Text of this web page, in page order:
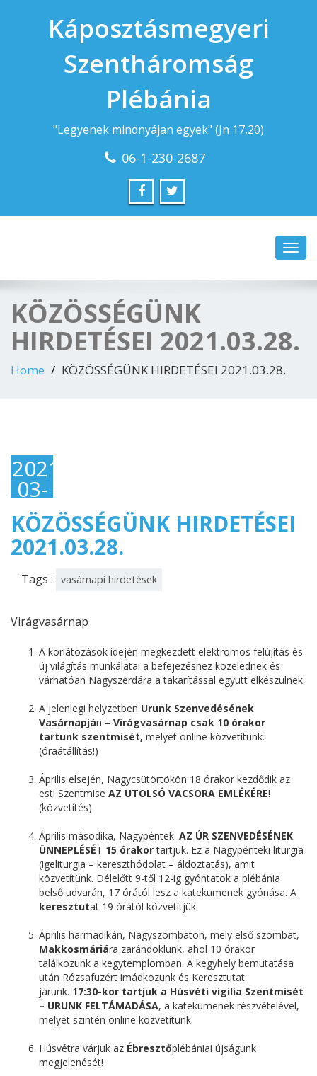
Káposztásmegyeri
Szentháromság
Plébánia
"Legyenek mindnyájan egyek" (Jn 17,20)
06-1-230-2687
KÖZÖSSÉGÜNK
HIRDETÉSEI 2021.03.28.
Home KÖZÖSSÉGÜNK HIRDETÉSEI 2021.03.28.
2021-
03-
28
KÖZÖSSÉGÜNK HIRDETÉSEI
2021.03.28.
Tags : vasárnapi hirdetések
Virágvasárnap
A korlátozások idején megkezdett elektromos felújítás és
új világítás munkálatai a befejezéshez közelednek és
várhatóan Nagyszerdára a takarítással együtt elkészülnek.
A jelenlegi helyzetben Urunk Szenvedésének
Vasárnapján – Virágvasárnap csak 10 órakor
tartunk szentmisét, melyet online közvetítünk.
(óraátállítás!)
Április elsején, Nagycsütörtökön 18 órakor kezdődik az
esti Szentmise AZ UTOLSÓ VACSORA EMLÉKÉRE!
(közvetítés)
Április másodika, Nagypéntek: AZ ÚR SZENVEDÉSÉNEK
ÜNNEPLÉSÉT 15 órakortartjuk. Ez a Nagypénteki liturgia
(igeliturgia – kereszthódolat – áldoztatás), amit
közvetítünk. Délelőtt 9-től 12-ig gyóntatok a plébánia
belső udvarán, 17 órától lesz a katekumenek gyónása. A
keresztutat 19 órától közvetítjük.
Április harmadikán, Nagyszombaton, mely első szombat,
Makkosmáriára zarándoklunk, ahol 10 órakor
találkozunk a kegytemplomban. A kegyhely bemutatása
után Rózsafüzért imádkozunk és Keresztutat
járunk. 17:30-kor tartjuk a Húsvéti vigilia Szentmisét
– URUNK FELTÁMADÁSA, a katekumenek részvételével,
melyet szintén online közvetítünk.
Húsvétra várjuk az Ébresztőplébániai újságunk
megjelenését!